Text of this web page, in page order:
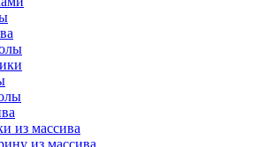
из массива
из массива